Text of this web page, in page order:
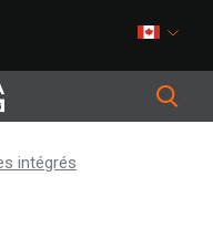
intégrés